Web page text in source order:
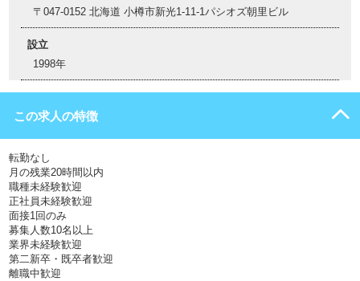
〒047-0152 北海道 小樽市新光1-11-1パシオズ朝里ビル
設立
1998年
この求人の特徴
転勤なし
月の残業20時間以内
職種未経験歓迎
正社員未経験歓迎
面接1回のみ
募集人数10名以上
業界未経験歓迎
第二新卒・既卒者歓迎
離職中歓迎